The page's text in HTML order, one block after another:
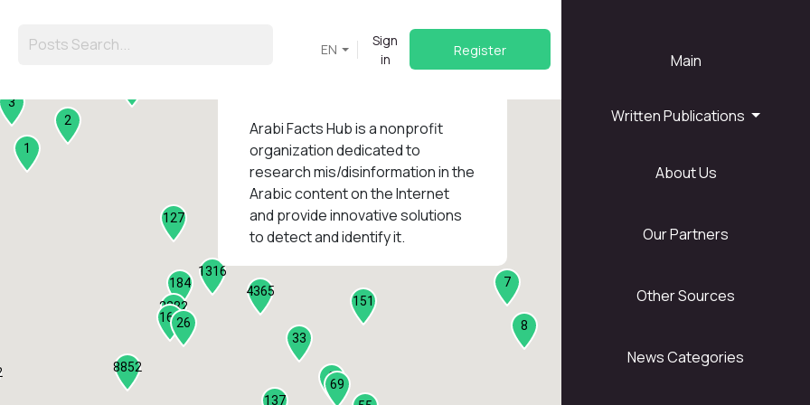
EN
Sign
in
Register
8852
69
127
137
2282
8
4365
184
33
7
151
1316
3
26
9
1
2
1
161
Arabi Facts Hubis a nonprofit
organization dedicated to
research mis/disinformation in the
Arabic content on the Internet
and provide innovative solutions
to detect and identify it.
Main
Written Publications
About Us
Our Partners
Other Sources
News Categories